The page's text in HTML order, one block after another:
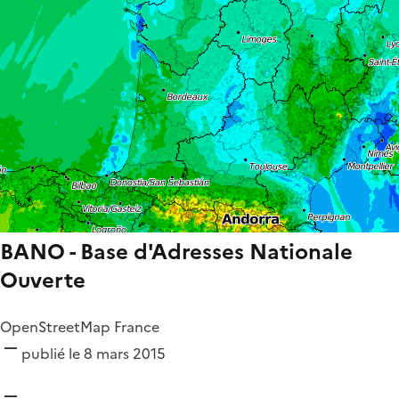
BANO - Base d'Adresses Nationale
Ouverte
OpenStreetMap France
publié le 8 mars 2015